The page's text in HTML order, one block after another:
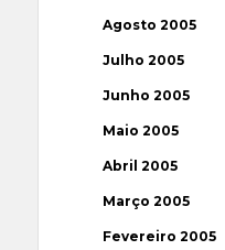
Agosto 2005
Julho 2005
Junho 2005
Maio 2005
Abril 2005
Março 2005
Fevereiro 2005